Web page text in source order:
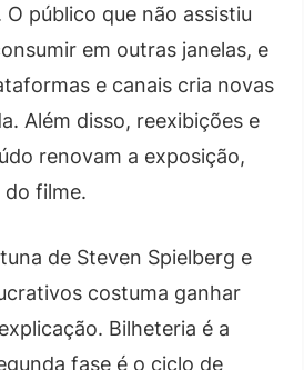
público que não assistiu
em outras janelas, e
e canais cria novas
Além disso, reexibições e
renovam a exposição,
filme.
de Steven Spielberg e
costuma ganhar
Bilheteria é a
fase é o ciclo de